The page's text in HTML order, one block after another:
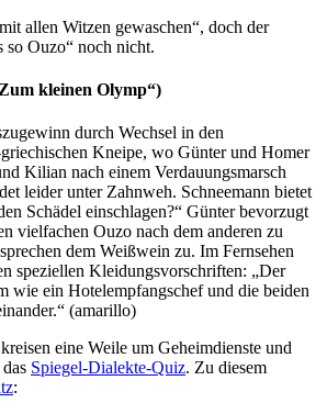
allen Witzen gewaschen“, doch der
so Ouzo“ noch nicht.
kleinen Olymp“)
durch Wechsel in den
Kneipe, wo Günter und Homer
Kilian nach einem Verdauungsmarsch
leider unter Zahnweh. Schneemann bietet
Schädel einschlagen?“ Günter bevorzugt
vielfachen Ouzo nach dem anderen zu
dem Weißwein zu. Im Fernsehen
speziellen Kleidungsvorschriften: „Der
wie ein Hotelempfangschef und die beiden
(amarillo)
eine Weile um Geheimdienste und
Spiegel-Dialekte-Quiz. Zu diesem
: